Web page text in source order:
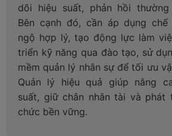
dõi hiệu suất, phản hồi thường
Bên cạnh đó, cần áp dụng
ngộ hợp lý, tạo động lực làm
triển kỹ năng qua đào tạo, sử
mềm quản lý nhân sự để tối ưu
Quản lý hiệu quả giúp nâng
suất, giữ chân nhân tài và phát
chức bền vững.